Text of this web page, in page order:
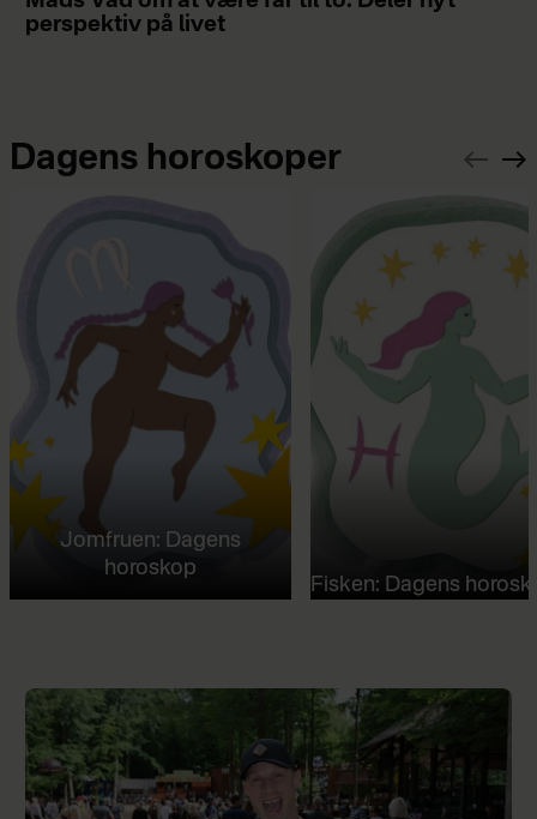
perspektiv på livet
Dagens horoskoper
Jomfruen: Dagens
horoskop
Fisken: Dagens